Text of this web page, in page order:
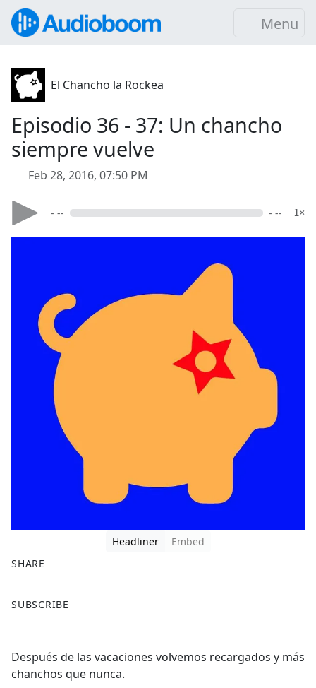
Menu
El Chancho la Rockea
Episodio 36 - 37: Un chancho
siempre vuelve
Feb 28, 2016, 07:50 PM
- -- - -- 1×
Headliner
Embed
SHARE
a
b
o
SUBSCRIBE
Después de las vacaciones volvemos recargados y más
chanchos que nunca.